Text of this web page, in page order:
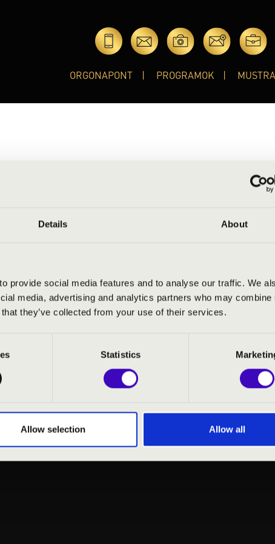
Details About
provide social media features and to analyse our traffic. We
media, advertising and analytics partners who may combine
they’ve collected from your use of their services.
Statistics
Allow selection Allow all
ORGONAPONT PROGRAMOK MUSTRA
és a budapesti koncertélet aktív résztvevője. 2019-ben
a közösségi éneklés élménypedagógiai
szetteket. 2017-ben az Eurovíziós dalverseny hazai
a Jazzation legnézettebb videója lett.